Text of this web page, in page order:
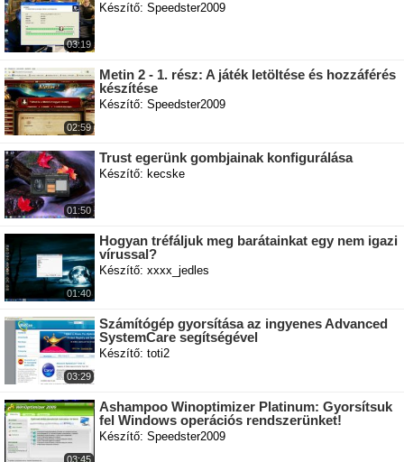
03:19
Készítő: Speedster2009
02:59
Metin 2 - 1. rész: A játék letöltése és hozzáférés
készítése
Készítő: Speedster2009
01:50
Trust egerünk gombjainak konfigurálása
Készítő: kecske
01:40
Hogyan tréfáljuk meg barátainkat egy nem igazi
vírussal?
Készítő: xxxx_jedles
03:29
Számítógép gyorsítása az ingyenes Advanced
SystemCare segítségével
Készítő: toti2
03:45
Ashampoo Winoptimizer Platinum: Gyorsítsuk
fel Windows operációs rendszerünket!
Készítő: Speedster2009